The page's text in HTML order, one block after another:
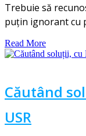
Trebuie să
puțin ignorant cu
Read More
Căutând
USR